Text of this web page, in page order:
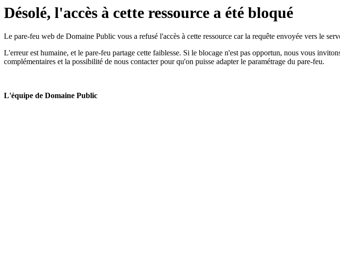
Désolé, l'accès à cette ressource a été bloqué
Le pare-feu web de Domaine Public vous a refusé l'accès à cette ressource car la requête envoyée vers le
L'erreur est humaine, et le pare-feu partage cette faiblesse. Si le blocage n'est pas opportun, nous vous
complémentaires et la possibilité de nous contacter pour qu'on puisse adapter le paramétrage du pare-feu.
L'équipe de Domaine Public